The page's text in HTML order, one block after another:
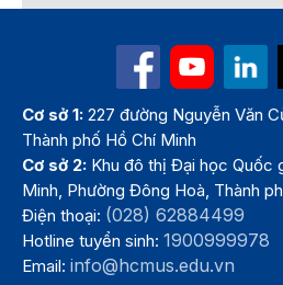
Cơ sở 1: 227 đường Nguyễn Văn
Thành phố Hồ Chí Minh
Cơ sở 2: Khu đô thị Đại học Quốc
Minh, Phường Đông Hoà, Thành
Điện thoại: (028) 62884499
Hotline tuyển sinh:1900999978
Email:info@hcmus.edu.vn